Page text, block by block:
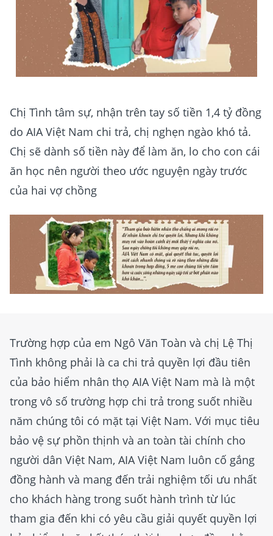
Chị Tình tâm sự, nhận trên tay số tiền 1,4 tỷ đồng
do AIA Việt Nam chi trả, chị nghẹn ngào khó tả.
Chị sẽ dành số tiền này để làm ăn, lo cho con cái
ăn học nên người theo ước nguyện ngày trước
của hai vợ chồng
Trường hợp của em Ngô Văn Toàn và chị Lệ Thị
Tình không phải là ca chi trả quyền lợi đầu tiên
của bảo hiểm nhân thọ AIA Việt Nam mà là một
trong vô số trường hợp chi trả trong suốt nhiều
năm chúng tôi có mặt tại Việt Nam. Với mục tiêu
bảo vệ sự phồn thịnh và an toàn tài chính cho
người dân Việt Nam, AIA Việt Nam luôn cố gắng
đồng hành và mang đến trải nghiệm tối ưu nhất
cho khách hàng trong suốt hành trình từ lúc
tham gia đến khi có yêu cầu giải quyết quyền lợi